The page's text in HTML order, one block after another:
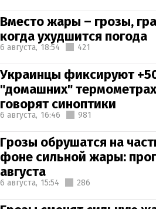
Вместо жары – грозы,
когда ухудшится погода
6 августа, 18:54 421
Украинцы фиксируют
"домашних"
говорят синоптики
6 августа, 16:46 981
Грозы обрушатся на
фоне сильной жары:
августа
6 августа, 15:54 286